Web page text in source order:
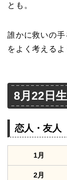
とも。
誰かに救いの
をよく考えるよ
8月22日
恋人・友人
1月
2月